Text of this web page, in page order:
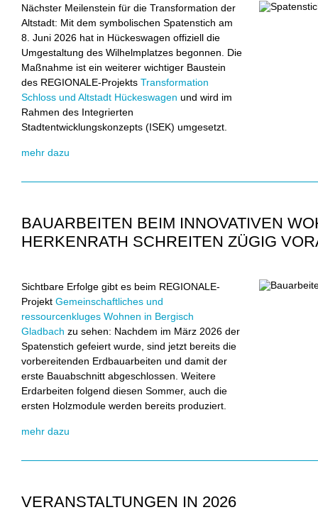
Nächster Meilenstein für die Transformation der
Altstadt: Mit dem symbolischen Spatenstich am
8. Juni 2026 hat in Hückeswagen offiziell die
Umgestaltung des Wilhelmplatzes begonnen. Die
Maßnahme ist ein weiterer wichtiger Baustein
des REGIONALE-Projekts Transformation
Schloss und Altstadt Hückeswagen und wird im
Rahmen des Integrierten
Stadtentwicklungskonzepts (ISEK) umgesetzt.
mehr dazu
BAUARBEITEN BEIM INNOVATIVEN
HERKENRATH SCHREITEN ZÜGIG
Sichtbare Erfolge gibt es beim REGIONALE-
Projekt Gemeinschaftliches und
ressourcenkluges Wohnen in Bergisch
Gladbach zu sehen: Nachdem im März 2026 der
Spatenstich gefeiert wurde, sind jetzt bereits die
vorbereitenden Erdbauarbeiten und damit der
erste Bauabschnitt abgeschlossen. Weitere
Erdarbeiten folgend diesen Sommer, auch die
ersten Holzmodule werden bereits produziert.
mehr dazu
VERANSTALTUNGEN IN 2026